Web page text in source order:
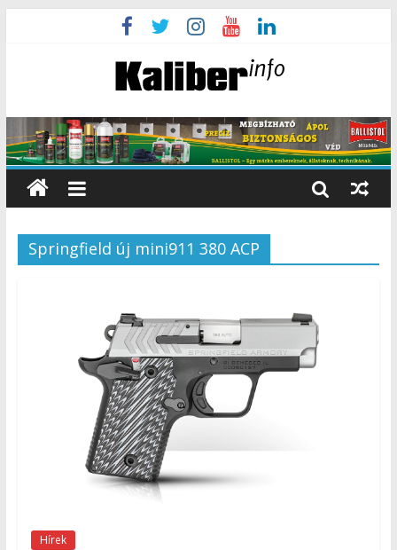
Springfield új mini911 380 ACP
Hírek